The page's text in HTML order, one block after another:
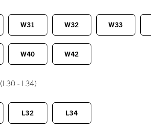
W31 W32 W33
W40 W42
(L30 - L34)
L32 L34